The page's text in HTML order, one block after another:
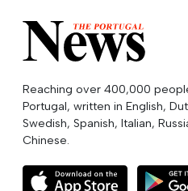
Reaching over 400,000
Portugal, written in English,
Swedish, Spanish, Italian,
Chinese.